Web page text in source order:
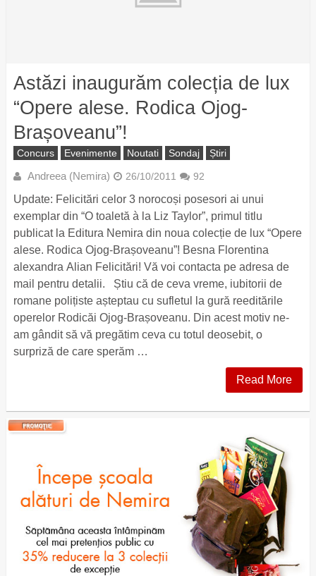
Astăzi inaugurăm colecția de lux
“Opere alese. Rodica Ojog-
Brașoveanu”!
Concurs Evenimente Noutati Sondaj Știri
Andreea (Nemira) 26/10/2011 92
Update: Felicitări celor 3 norocoși posesori ai unui
exemplar din “O toaletă à la Liz Taylor”, primul titlu
publicat la Editura Nemira din noua colecție de lux “Opere
alese. Rodica Ojog-Brașoveanu”! Besna Florentina
alexandra Alian Felicitări! Vă voi contacta pe adresa de
mail pentru detalii. Știu că de ceva vreme, iubitorii de
romane polițiste așteptau cu sufletul la gură reeditările
operelor Rodicăi Ojog-Brașoveanu. Din acest motiv ne-
am gândit să vă pregătim ceva cu totul deosebit, o
surpriză de care sperăm …
Read More